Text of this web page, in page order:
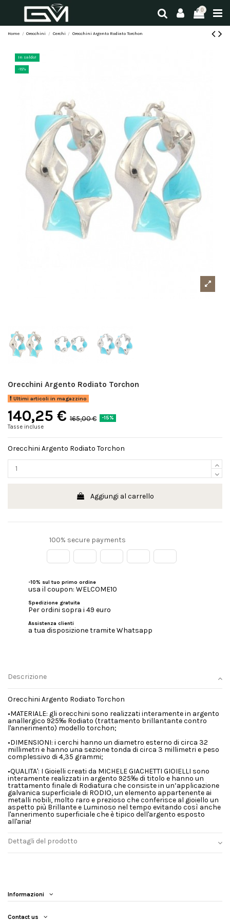
0
Home Orecchini Cerchi Orecchini Argento Rodiato Torchon
In saldo!
-15%
Orecchini Argento Rodiato Torchon
Ultimi articoli in magazzino
140,25 € 165,00 €
-15%
Tasse incluse
Orecchini Argento Rodiato Torchon
Aggiungi al carrello
100% secure payments
-10% sul tuo primo ordine
usa il coupon: WELCOME10
Spedizione gratuita
Per ordini sopra i 49 euro
Assistenza clienti
a tua disposizione tramite Whatsapp
Descrizione
Orecchini Argento Rodiato Torchon
•MATERIALE: gli orecchini sono realizzati interamente in argento
anallergico 925‰ Rodiato (trattamento brillantante contro
l'annerimento) modello torchon;
•DIMENSIONI: i cerchi hanno un diametro esterno di circa 32
millimetri e hanno una sezione tonda di circa 3 millimetri e peso
complessivo di 4,35 grammi;
•QUALITA': I Gioielli creati da MICHELE GIACHETTI GIOIELLI sono
interamente realizzati in argento 925‰ di titolo e hanno un
trattamento finale di Rodiatura che consiste in un’applicazione
galvanica superficiale di RODIO, un elemento appartenente ai
metalli nobili, molto raro e prezioso che conferisce al gioiello un
aspetto più Brillante e Luminoso nel tempo evitando così anche
l'annerimento superficiale che è tipico dell'argento esposto
all'aria!
Dettagli del prodotto
Informazioni
Contact us